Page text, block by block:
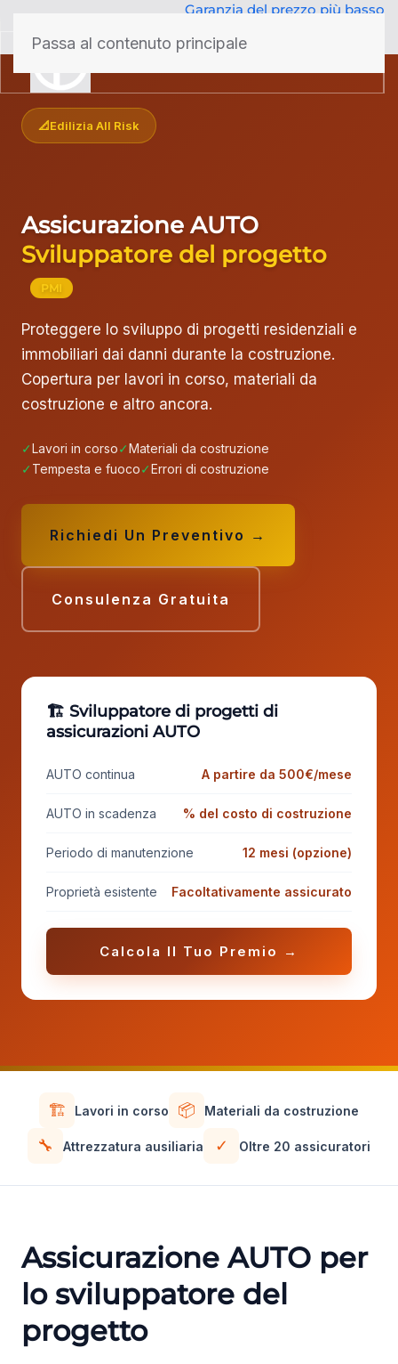
Passa al contenuto principale
Garanzia del prezzo più basso
📐Edilizia All Risk
Assicurazione AUTO
Sviluppatore del progetto
PMI
Proteggere lo sviluppo di progetti residenziali e
immobiliari dai danni durante la costruzione.
Copertura per lavori in corso, materiali da
costruzione e altro ancora.
✓Lavori in corso✓Materiali da costruzione
✓ Tempesta e fuoco✓Errori di costruzione
Richiedi Un Preventivo →
Consulenza Gratuita
🏗️ Sviluppatore di progetti di
assicurazioni AUTO
AUTO continua A partire da 500€/mese
AUTO in scadenza % del costo di costruzione
Periodo di manutenzione 12 mesi (opzione)
Proprietà esistente Facoltativamente assicurato
Calcola Il Tuo Premio →
🏗️ Lavori in corso 📦 Materiali da costruzione
🔧 Attrezzatura ausiliaria ✓ Oltre 20 assicuratori
Assicurazione AUTO per
lo sviluppatore del
progetto